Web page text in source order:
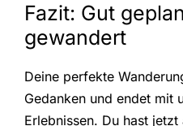
Fazit: Gut
gewandert
Deine perfekte
Gedanken und endet mit
Erlebnissen. Du hast